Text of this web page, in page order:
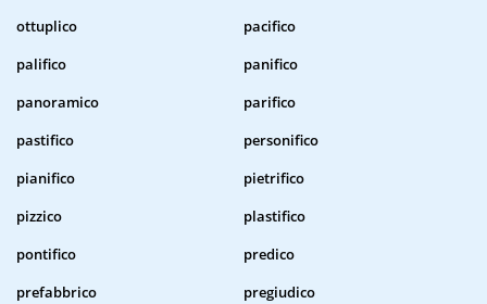
ottuplico
pacifico
palifico
panifico
panoramico
parifico
pastifico
personifico
pianifico
pietrifico
pizzico
plastifico
pontifico
predico
prefabbrico
pregiudico